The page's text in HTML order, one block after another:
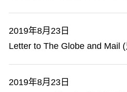
2019年8月23日
Letter to The Globe and Mail
2019年8月23日